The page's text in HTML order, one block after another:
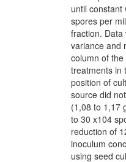
until
spores per
fraction.
variance and
column of
treatments in
position of
source did
(1,08 to 1,17
to 30 x104
reduction of
inoculum
using seed